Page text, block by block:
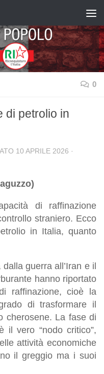
0
di petrolio in
10 APRILE 2026 ·
di raffinazione
straniero. Ecco
in Italia, quanto
guerra all’Iran e il
hanno riportato
raffinazione, cioè la
di trasformare il
cherosene. La fase di
il vero “nodo critico”,
attività economiche
il greggio ma i suoi